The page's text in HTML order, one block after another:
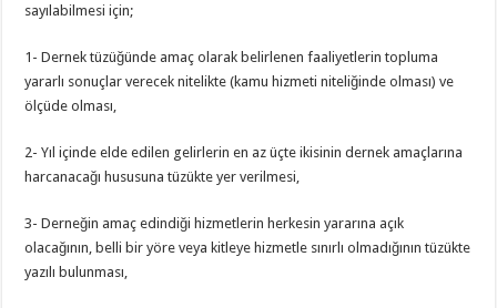
sayılabilmesi için;
1- Dernek tüzüğünde amaç olarak belirlenen faaliyetlerin topluma
yararlı sonuçlar verecek nitelikte (kamu hizmeti niteliğinde olması) ve
ölçüde olması,
2- Yıl içinde elde edilen gelirlerin en az üçte ikisinin dernek amaçlarına
harcanacağı hususuna tüzükte yer verilmesi,
3- Derneğin amaç edindiği hizmetlerin herkesin yararına açık
olacağının, belli bir yöre veya kitleye hizmetle sınırlı olmadığının tüzükte
yazılı bulunması,